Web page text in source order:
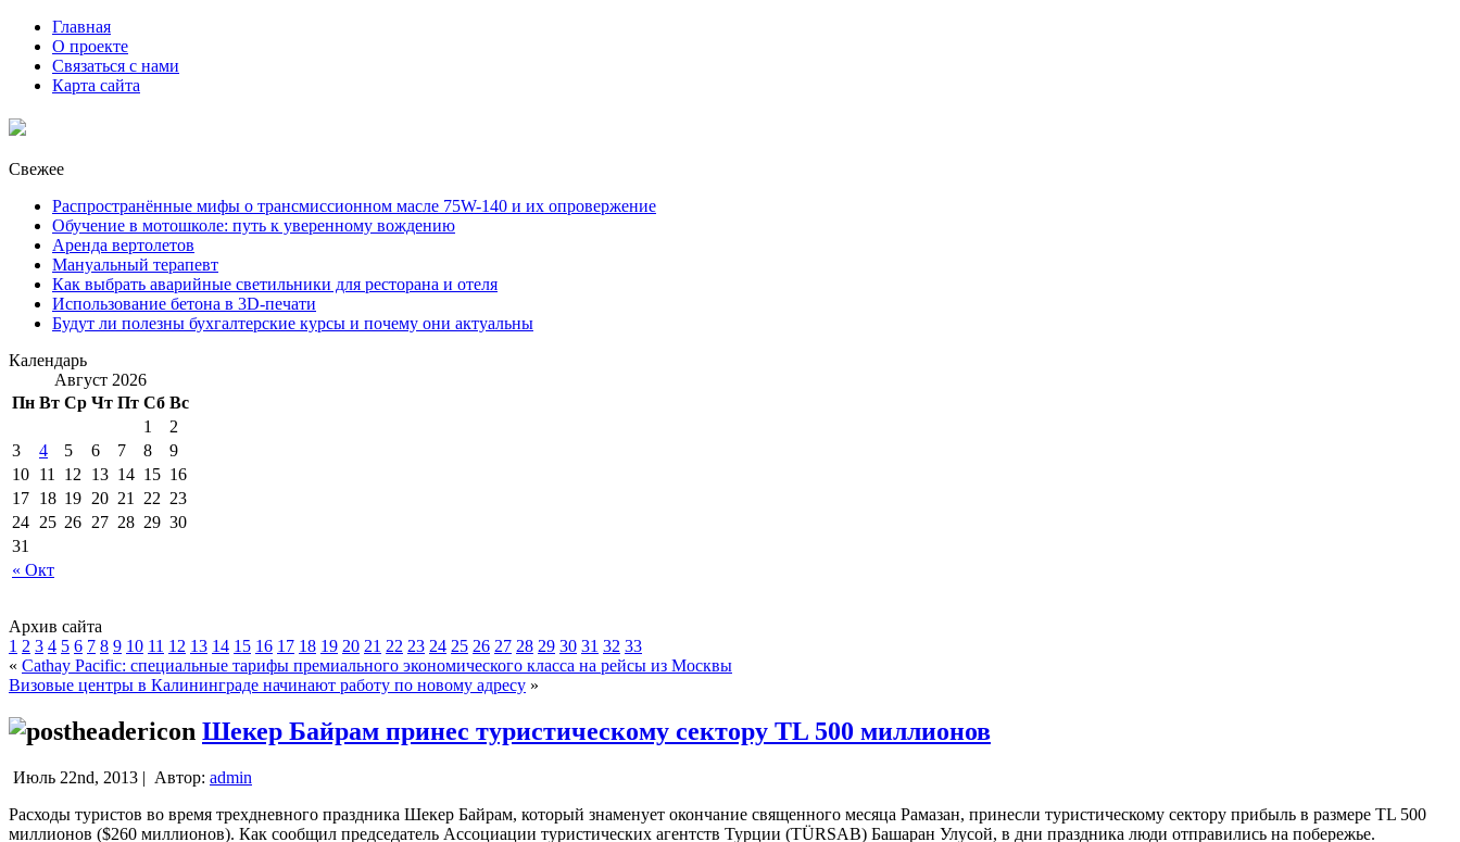
Главная
О проекте
Связаться с нами
Карта сайта
Свежее
Распространённые мифы о трансмиссионном масле 75W-140 и их опровержение
Обучение в мотошколе: путь к уверенному вождению
Аренда вертолетов
Мануальный терапевт
Как выбрать аварийные светильники для ресторана и отеля
Использование бетона в 3D-печати
Будут ли полезны бухгалтерские курсы и почему они актуальны
Календарь
Август 2026
Пн Вт Ср Чт Пт Сб Вс
« Окт
1
2
3
4 5 6 7 8
9
10 11 12 13 14 15 16
17 18 19 20 21 22 23
24 25 26 27 28 29 30
31
Архив сайта
1 2 3 4 5 6 7 8 9 10 11 12 13 14 15 16 17 18 19 20 21 22 23 24 25 26 27 28 29 30 31 32 33
« Cathay Pacific: специальные тарифы премиального экономического класса на рейсы из Москвы
Визовые центры в Калининграде начинают работу по новому адресу »
Шекер Байрам принес туристическому сектору TL 500 миллионов
Июль 22nd, 2013 | Автор: admin
Расходы туристов во время трехдневного праздника Шекер Байрам, который знаменует окончание священного месяца Рамазан, принесли туристическому сектору прибыль в размере TL 500
миллионов ($260 миллионов). Как сообщил председатель Ассоциации туристических агентств Турции (TÜRSAB) Башаран Улусой, в дни праздника люди отправились на побережье.